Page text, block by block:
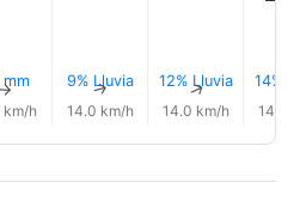
mm
km/h
9% Lluvia
↑
14.0 km/h
12% Lluvia
↑
14.0 km/h
14%
14.0